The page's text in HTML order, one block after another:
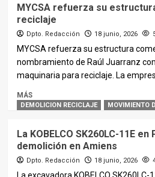
MYCSA refuerza su
reciclaje
Dpto. Redacción 18 junio, 2026
MYCSA refuerza su estructura
nombramiento de Raúl Juarranz
maquinaria para reciclaje. La
MÁS
DEMOLICION RECICLAJE MOVIMIENTO
La KOBELCO SK260LC-11E
demolición en Amiens
Dpto. Redacción 18 junio, 2026